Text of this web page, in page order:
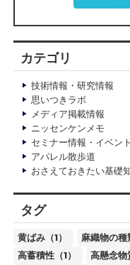
カテゴリ
技術情報・研究情報
思いつきラボ
メディア掲載情報
ニッセンケンメモ
セミナー情報・イベン
アパレル散歩道
おさえておきたい基礎
タグ
黄ばみ（1） 麻織物の種
高蓄積性（1）
高懸念物